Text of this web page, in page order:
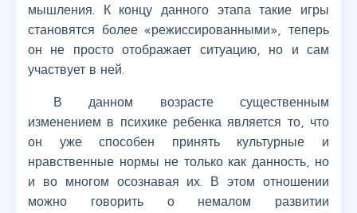
мышления. К концу данного этапа такие игры
становятся более «режиссированными», теперь
он не просто отображает ситуацию, но и сам
участвует в ней.
В данном возрасте существенным
изменением в психике ребенка является то, что
он уже способен принять культурные и
нравственные нормы не только как данность, но
и во многом осознавая их. В этом отношении
можно говорить о немалом развитии